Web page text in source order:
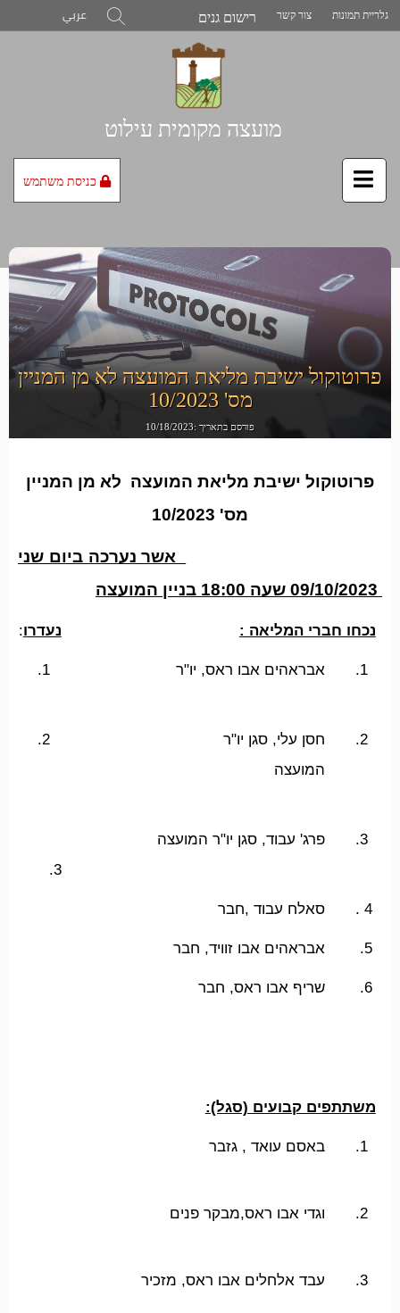
לתוכן
גלריית תמונות צור קשר רישום גנים חפש عربي
מועצה מקומית עילוט
כניסת משתמש
פרוטוקול ישיבת מליאת המועצה לא מן המניין
מס' 10/2023
פורסם בתאריך :10/18/2023
פרוטוקול ישיבת מליאת המועצה לא מן המניין
מס' 10/2023
אשר נערכה ביום שני
נכחו חברי המליאה : נעדרו:
1. אבראהים אבו ראס, יו"ר 1.
2.
חסן עלי, סגן יו"ר
המועצה
2.
3.
פרג' עבוד, סגן יו"ר המועצה
3.
4 .
5.
סאלח עבוד ,חבר
אבראהים אבו זוויד, חבר
6. שריף אבו ראס, חבר
משתתפים קבועים (סגל):
1. באסם עואד , גזבר
2. וגדי אבו ראס,מבקר פנים
3. עבד אלחלים אבו ראס, מזכיר